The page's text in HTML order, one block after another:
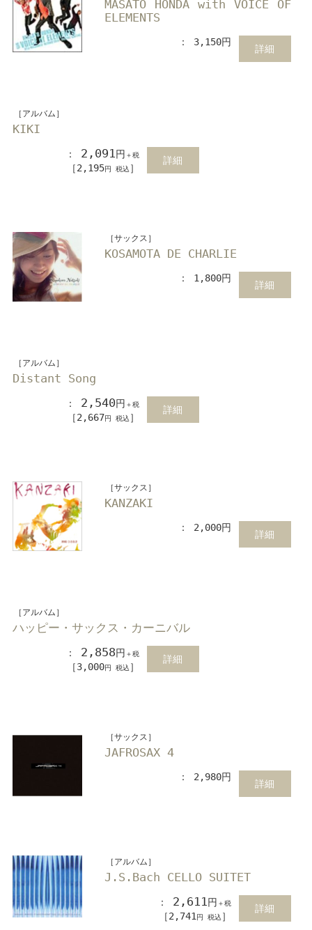
MASATO HONDA with VOICE OF
ELEMENTS
： 3,150円
詳細
［アルバム］
KIKI
： 2,091 円 ＋税
［2,195円 税込 ］
詳細
［サックス］
KOSAMOTA DE CHARLIE
： 1,800円
詳細
［アルバム］
Distant Song
： 2,540円 ＋税
［2,667円 税込 ］
詳細
［サックス］
KANZAKI
： 2,000円
詳細
［アルバム］
ハッピー・サックス・カーニバル
： 2,858円 ＋税
［3,000円 税込 ］
詳細
［サックス］
JAFROSAX 4
： 2,980円
詳細
［アルバム］
J.S.Bach CELLO SUITET
： 2,611 円 ＋税
［2,741 円 税込 ］
詳細